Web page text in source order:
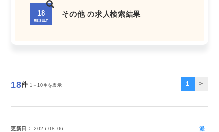
18
RESULT
その他 の求人検索結果
18件 1～10件を表示 1 >
更新日 2026-08-06
派